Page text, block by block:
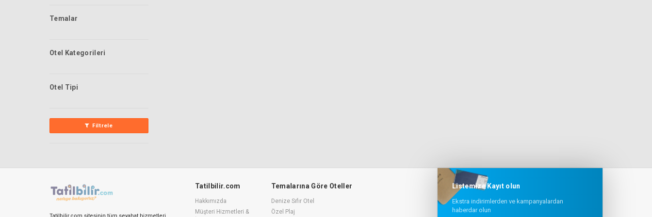
Temalar
Otel Kategorileri
Otel Tipi
Filtrele
Tatilbilir.com
Hakkımızda
Müşteri Hizmetleri &
Temalarına Göre Oteller
Denize Sıfır Otel
Özel Plaj
Listemize Kayıt olun
Ekstra indirimlerden ve kampanyalardan
haberdar olun